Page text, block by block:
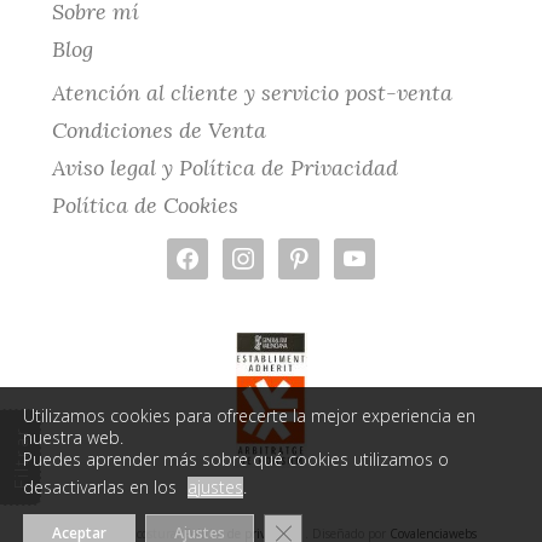
Filtrar
Sobre mí
Blog
Atención al cliente y servicio post-venta
Condiciones de Venta
Aviso legal y Política de Privacidad
Política de Cookies
facebookinstagrampinterestyoutube
© 2026 MiMcostura.Política de privacidad Covalenciawebs
Utilizamos cookies para ofrecerte la mejor experiencia en
nuestra web.
Puedes aprender más sobre qué cookies utilizamos o
desactivarlas en los ajustes.
Aceptar Ajustes CERRAR EL BANNER DE